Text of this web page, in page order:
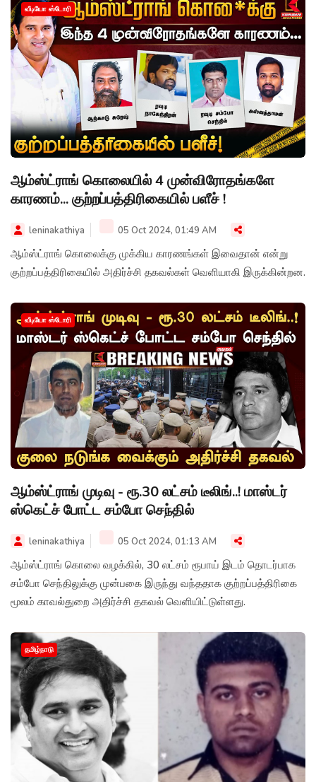
வீடியோ ஸ்டோரி
ஆம்ஸ்ட்ராங் கொலையில் 4 முன்விரோதங்களே
காரணம்... குற்றப்பத்திரிகையில் பளீச் !
leninakathiya 05 Oct 2024, 01:49 AM
ஆம்ஸ்ட்ராங் கொலைக்கு முக்கிய காரணங்கள் இவைதான் என்று
குற்றப்பத்திரிகையில் அதிர்ச்சி தகவல்கள் வெளியாகி இருக்கின்றன.
வீடியோ ஸ்டோரி
ஆம்ஸ்ட்ராங் முடிவு - ரூ.30 லட்சம் டீலிங்..! மாஸ்டர்
ஸ்கெட்ச் போட்ட சம்போ செந்தில்
leninakathiya 05 Oct 2024, 01:13 AM
ஆம்ஸ்ட்ராங் கொலை வழக்கில், 30 லட்சம் ரூபாய் இடம் தொடர்பாக
சம்போ செந்திலுக்கு முன்பகை இருந்து வந்ததாக குற்றப்பத்திரிகை
மூலம் காவல்துறை அதிர்ச்சி தகவல் வெளியிட்டுள்ளது.
தமிழ்நாடு